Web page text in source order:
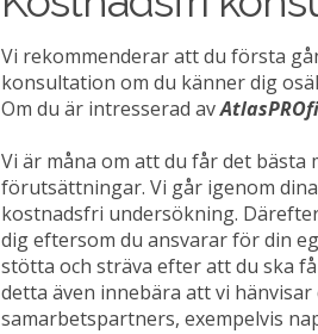
Vi rekommenderar att du första
konsultation om du känner dig
Om du är intresserad av
Vi är måna om att du får det
förutsättningar. Vi går igenom
kostnadsfri undersökning.
dig eftersom du ansvarar för din
stötta och sträva efter att du ska
detta även innebära att vi
samarbetspartners, exempelvis